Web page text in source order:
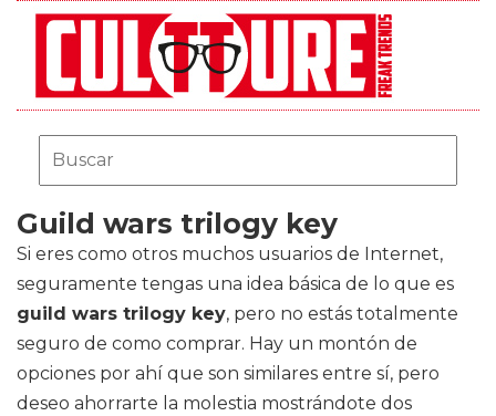
Guild wars trilogy key
Si eres como otros muchos usuarios de Internet,
seguramente tengas una idea básica de lo que es
guild wars trilogy key, pero no estás totalmente
seguro de como comprar. Hay un montón de
opciones por ahí que son similares entre sí, pero
deseo ahorrarte la molestia mostrándote dos